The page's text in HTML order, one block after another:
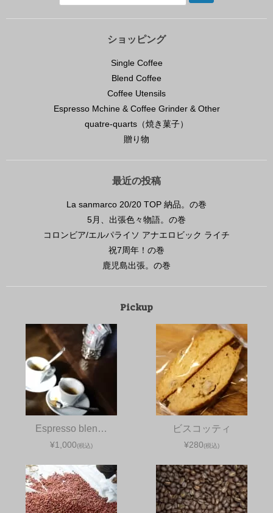
ショッピング
Single Coffee
Blend Coffee
Coffee Utensils
Espresso Mchine & Coffee Grinder & Other
quatre-quarts（焼き菓子）
贈り物
最近の投稿
La sanmarco 20/20 TOP 納品。の巻
5月、出張色々物語。の巻
コロンビア/エルパライソ アナエロビック ライチ
祝7周年！の巻
鹿児島出張。の巻
Pickup
Espresso blen…
¥1,000(税込)
ビスコッティ
¥280(税込)